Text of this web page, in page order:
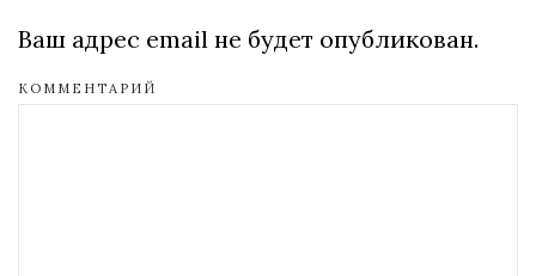
Ваш адрес email не будет опубликован.
КОММЕНТАРИЙ